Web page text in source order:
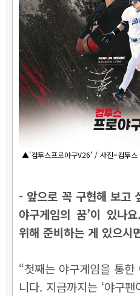
▲'컴투스프로야구V26' / 사진=컴투스
- 앞으로 꼭 구현해 보고
야구게임의 꿈’이 있나
위해 준비하는 게 있으시
“첫째는 야구게임을 통
니다. 지금까지는 ‘야구